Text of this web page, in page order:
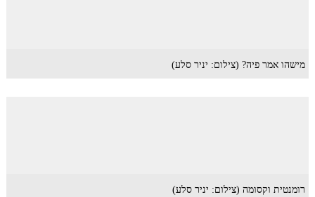
מישהו אמר פיה? (צילום: יניר סלע)
רומנטית וקסומה (צילום: יניר סלע)